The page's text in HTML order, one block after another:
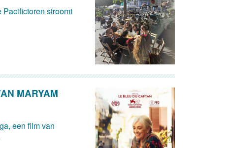
Pacifictoren stroomt
MARYAM
een film van